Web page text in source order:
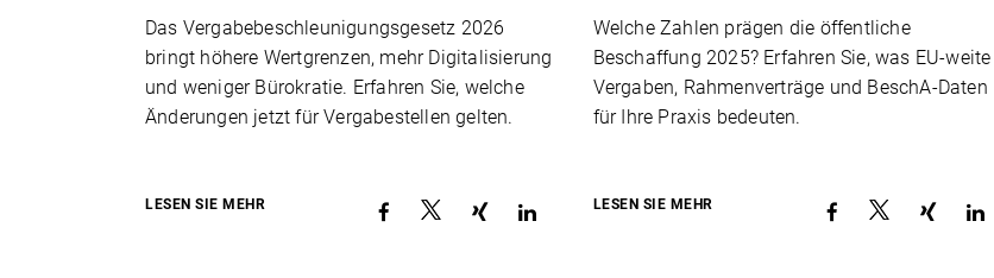
Das Vergabebeschleunigungsgesetz 2026
bringt höhere Wertgrenzen, mehr Digitalisierung
und weniger Bürokratie. Erfahren Sie, welche
Änderungen jetzt für Vergabestellen gelten.
LESEN SIE MEHR
Welche Zahlen prägen die öffentliche
Beschaffung 2025? Erfahren Sie, was EU-weite
Vergaben, Rahmenverträge und BeschA-Daten
für Ihre Praxis bedeuten.
LESEN SIE MEHR